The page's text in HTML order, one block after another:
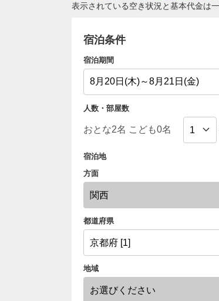
表示されている空き状況と基本代金は
宿泊条件
宿泊期間
人数・部屋数
宿泊地
方面
都道府県
地域